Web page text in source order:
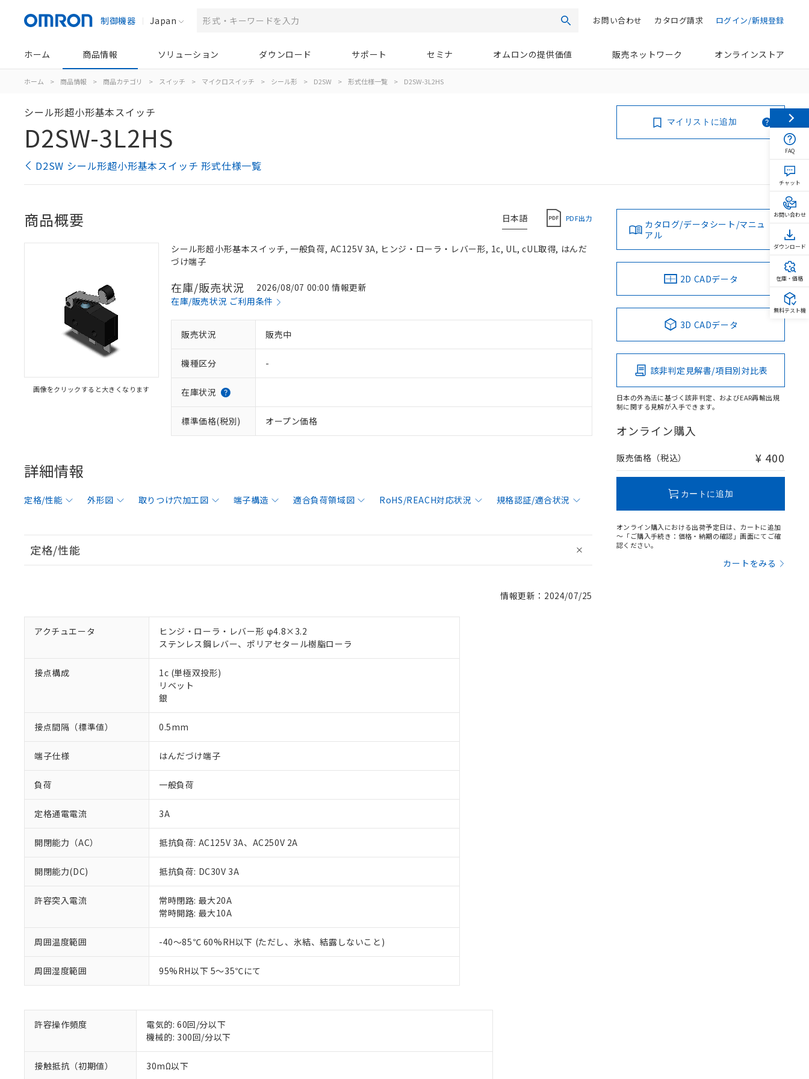
制御機器 Japan 検索 ログイン/新規登録
カタログ請求
お問い合わせ
ホーム 商品情報 ソリューション ダウンロード サポート セミナ オムロンの提供価値 販売ネットワーク オンラインストア
ホーム > 商品情報 > 商品カテゴリ > スイッチ > マイクロスイッチ > シール形 > D2SW > 形式仕様一覧 > D2SW-3L2HS
シール形超小形基本スイッチ
D2SW-3L2HS
D2SW シール形超小形基本スイッチ 形式仕様一覧
マイリストに追加
日本語 PDF出力
商品概要
画像をクリックすると大きくなります
シール形超小形基本スイッチ, 一般負荷, AC125V 3A, ヒンジ・ローラ・レバー形, 1c, UL, cUL取得, はんだ
づけ端子
在庫/販売状況
2026/08/07 00:00 情報更新
在庫/販売状況 ご利用条件
販売状況 販売中
機種区分 -
在庫状況
標準価格(税別) オープン価格
詳細情報
定格/性能 外形図 取りつけ穴加工図 端子構造 適合負荷領域図 RoHS/REACH対応状況 規格認証/適合状況
定格/性能
情報更新：2024/07/25
アクチュエータ
ヒンジ・ローラ・レバー形 φ4.8×3.2
ステンレス鋼レバー、ポリアセタール樹脂ローラ
接点構成
1c (単極双投形)
リベット
銀
接点間隔（標準値） 0.5mm
端子仕様 はんだづけ端子
負荷 一般負荷
定格通電電流 3A
開閉能力（AC） 抵抗負荷: AC125V 3A、AC250V 2A
開閉能力(DC) 抵抗負荷: DC30V 3A
許容突入電流
常時閉路: 最大20A
常時開路: 最大10A
周囲温度範囲 -40～85℃ 60%RH以下 (ただし、氷結、結露しないこと)
周囲湿度範囲 95%RH以下 5～35℃にて
許容操作頻度
電気的: 60回/分以下
機械的: 300回/分以下
接触抵抗（初期値） 30mΩ以下
カタログ/データシート/マニュ
アル
2D CADデータ
3D CADデータ
該非判定見解書/項目別対比表
日本の外為法に基づく該非判定、およびEAR再輸出規
制に関する見解が入手できます。
オンライン購入
販売価格（税込） ¥ 400
カートに追加
オンライン購入における出荷予定日は、カートに追加
～「ご購入手続き：価格・納期の確認」画面にてご確
認ください。
カートをみる
ご利用条件
以下の条件をお読みいただき、同意のうえご利用ください。
※1 対応状況
対応済み：EU RoHS指令（10物質）の非含有に対応した製品が提供可能な商品です。
対応予定：EU RoHS指令（10物質）の非含有に対応した製品に切り替える予定のある商品です。
仕入先様の事情により、非含有部品としていたものが、含有品と判明した場合などやむを得ず変更すること
があります。
※1 中国RoHS○×表
「○」：最大均質材料含有率が中国RoHSの基準値以下であることを示します。
FAQ
チャット
お問い合わせ
ダウンロード
在庫・価格
無料テスト機